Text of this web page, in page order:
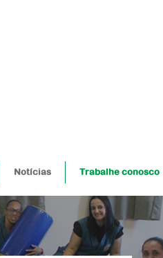
Notícias Trabalhe conosco